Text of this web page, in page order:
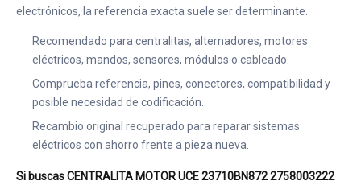
electrónicos, la referencia exacta suele ser determinante.
Recomendado para centralitas, alternadores, motores
eléctricos, mandos, sensores, módulos o cableado.
Comprueba referencia, pines, conectores, compatibilidad y
posible necesidad de codificación.
Recambio original recuperado para reparar sistemas
eléctricos con ahorro frente a pieza nueva.
Si buscas CENTRALITA MOTOR UCE 23710BN872 2758003222